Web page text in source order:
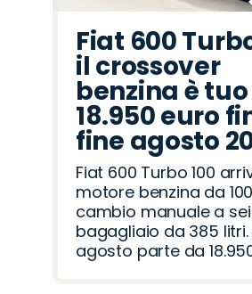
Fiat 600
il crossover
benzina è
18.950 euro
fine agosto
Fiat 600 Turbo 100
motore benzina da
cambio manuale a
bagagliaio da 385 litri.
agosto parte da